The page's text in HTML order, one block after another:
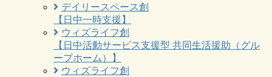
デイリースペース創
【日中一時支援】
ウィズライフ創
【日中活動サービス支援型 共同生活援助（グル
ープホーム）】
ウィズライフ創